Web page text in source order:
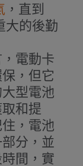
，直到
大的後勤
電動卡
，但它
型電池
取和提
，電池
分，並
間，實